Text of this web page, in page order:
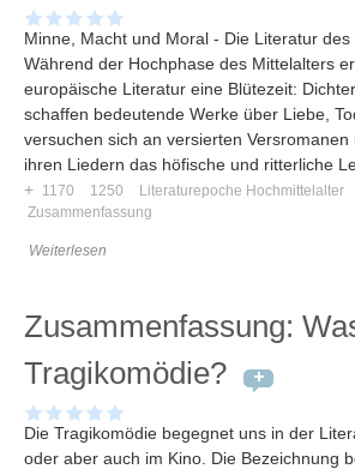
Minne, Macht und Moral - Die Literatur
Während der Hochphase des Mittelalters
europäische Literatur eine Blütezeit:
schaffen bedeutende Werke über Liebe,
versuchen sich an versierten Versromanen
ihren Liedern das höfische und ritterliche
+ 1170 1250 Literaturepoche Hochmittelalter
Zusammenfassung
Weiterlesen
Zusammenfassung:
Tragikomödie?
Die Tragikomödie begegnet uns in der
oder aber auch im Kino. Die Bezeichnung